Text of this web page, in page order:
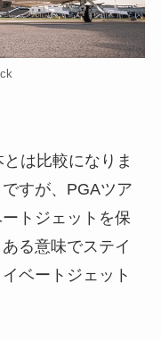
は比較になりま
すが、PGAツア
トジェットを保
る意味でステイ
ベートジェット